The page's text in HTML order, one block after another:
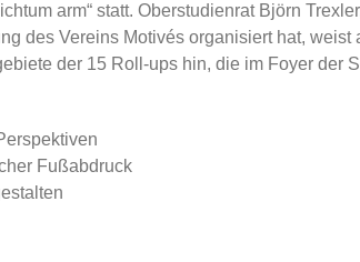
arm“ statt. Oberstudienrat Björn
des Vereins Motivés organisiert hat, weist
der 15 Roll-ups hin, die im Foyer der
Fußabdruck